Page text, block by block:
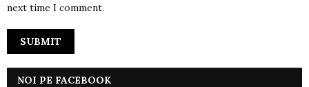
next time I comment.
NOI PE FACEBOOK